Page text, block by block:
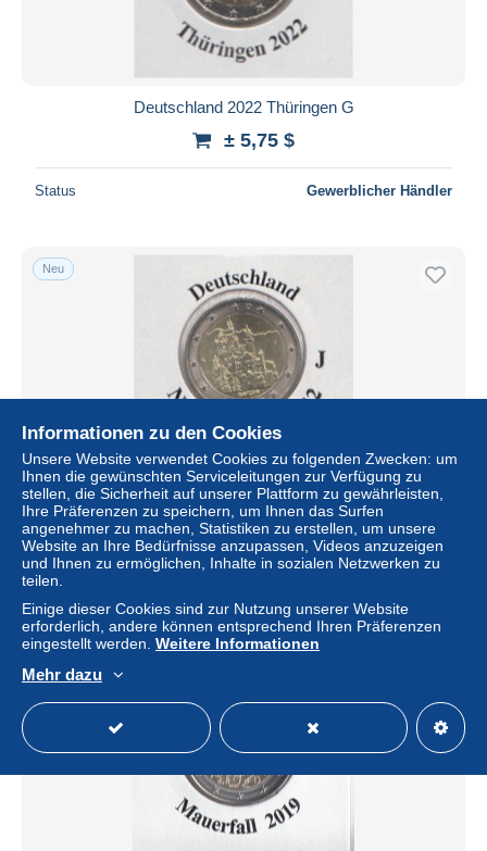
Deutschland 2022 Thüringen G
± 5,75 $
Status Gewerblicher Händler
Neu
Deutschland 2012 Bayern, Neuschwanstein J
± 7,05 $
Status
Informationen zu den Cookies
Unsere Website verwendet Cookies zu folgenden Zwecken: um
Ihnen die gewünschten Serviceleitungen zur Verfügung zu
stellen, die Sicherheit auf unserer Plattform zu gewährleisten,
Ihre Präferenzen zu speichern, um Ihnen das Surfen
angenehmer zu machen, Statistiken zu erstellen, um unsere
Website an Ihre Bedürfnisse anzupassen, Videos anzuzeigen
und Ihnen zu ermöglichen, Inhalte in sozialen Netzwerken zu
teilen.
Einige dieser Cookies sind zur Nutzung unserer Website
erforderlich, andere können entsprechend Ihren Präferenzen
eingestellt werden. Weitere Informationen
Mehr dazu